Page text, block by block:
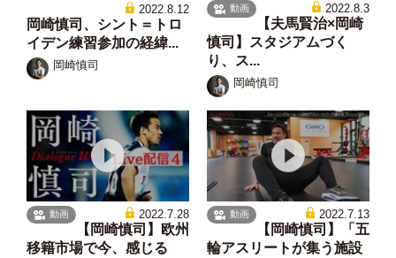
2022.8.12
岡崎慎司、シント＝トロ
イデン練習参加の経緯...
岡崎慎司
動画 2022.8.3
【夫馬賢治×岡崎
慎司】スタジアムづく
り、ス...
岡崎慎司
動画 2022.7.28
【岡崎慎司】欧州
移籍市場で今、感じる
動画 2022.7.13
【岡崎慎司】「五
輪アスリートが集う施設